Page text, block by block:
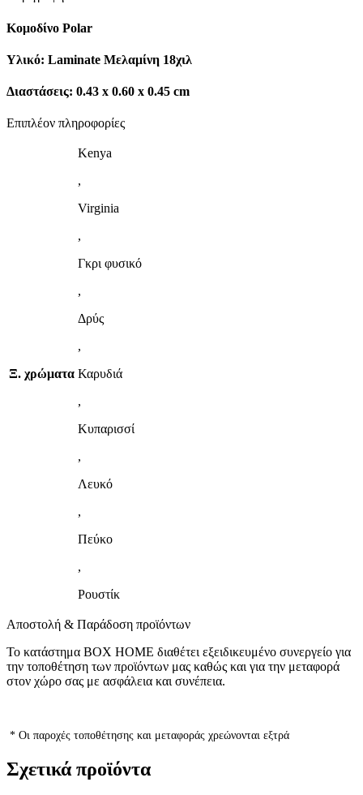
Κομοδίνο Polar
Υλικό: Laminate Μελαμίνη 18χιλ
Διαστάσεις: 0.43 x 0.60 x 0.45 cm
Επιπλέον πληροφορίες
Ξ. χρώματα
Kenya
,
Virginia
,
Γκρι φυσικό
,
Δρύς
,
Καρυδιά
,
Κυπαρισσί
,
Λευκό
,
Πεύκο
,
Ρουστίκ
Αποστολή & Παράδοση προϊόντων
Το κατάστημα BOX HOME διαθέτει εξειδικευμένο συνεργείο για
την τοποθέτηση των προϊόντων μας καθώς και για την μεταφορά
στον χώρο σας με ασφάλεια και συνέπεια.
* Οι παροχές τοποθέτησης και μεταφοράς χρεώνονται εξτρά
Σχετικά προϊόντα